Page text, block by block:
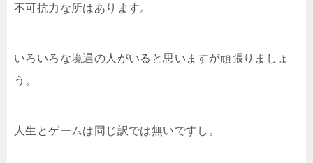
不可抗力な所はあります。
いろいろな境遇の人がいると思いますが頑張りましょ
う。
人生とゲームは同じ訳では無いですし。